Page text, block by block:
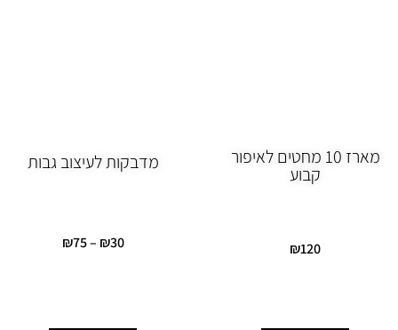
מארז 10 מחטים לאיפור
קבוע
₪120
מדבקות לעיצוב גבות
₪30
–
₪75